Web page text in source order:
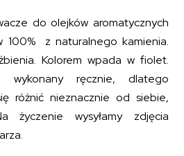
do olejków aromatycznych
100% z naturalnego kamienia.
Kolorem wpada w fiolet.
ręcznie, dlatego
różnić nieznacznie od siebie,
życzenie wysyłamy zdjęcia